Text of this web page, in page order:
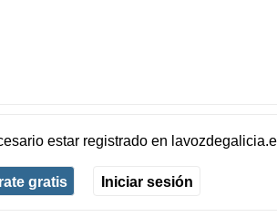
estar registradoen
gratis Iniciar sesión